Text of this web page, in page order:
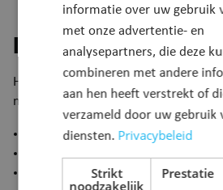
12 juni 2026, 10u alsnog
Meebrengen
​Heb je bericht gekregen dat je kan
niet om deze documenten mee te
een voorlopig overstapformulier of
de identiteitskaart van het kind (of
informatie over uw gebruik
met onze advertentie- en
analysepartners, die deze
combineren met andere
aan hen heeft verstrekt of
verzameld door uw gebruik
diensten. Privacybeleid
Strikt
noodzakelijk
Prestatie